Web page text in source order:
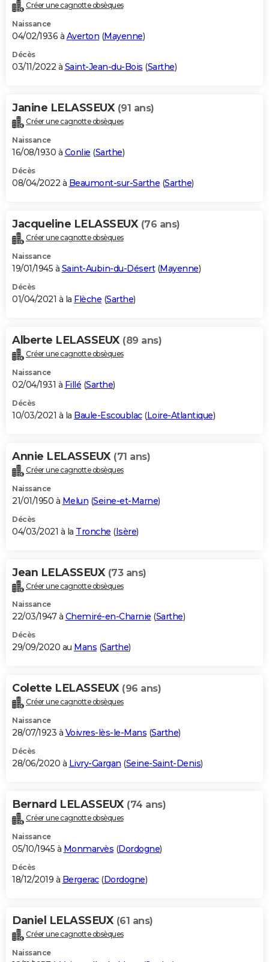
Créer une cagnotte obsèques
Naissance
04/02/1936 à Averton (Mayenne)
Décès
03/11/2022 à Saint-Jean-du-Bois (Sarthe)
Janine LELASSEUX (91 ans)
Créer une cagnotte obsèques
Naissance
16/08/1930 à Conlie (Sarthe)
Décès
08/04/2022 à Beaumont-sur-Sarthe (Sarthe)
Jacqueline LELASSEUX (76 ans)
Créer une cagnotte obsèques
Naissance
19/01/1945 à Saint-Aubin-du-Désert(Mayenne)
Décès
01/04/2021 à la Flèche (Sarthe)
Alberte LELASSEUX (89 ans)
Créer une cagnotte obsèques
Naissance
02/04/1931 à Fillé (Sarthe)
Décès
10/03/2021 à la Baule-Escoublac(Loire-Atlantique)
Annie LELASSEUX (71 ans)
Créer une cagnotte obsèques
Naissance
21/01/1950 à Melun (Seine-et-Marne)
Décès
04/03/2021 à la Tronche (Isère)
Jean LELASSEUX (73 ans)
Créer une cagnotte obsèques
Naissance
22/03/1947 à Chemiré-en-Charnie (Sarthe)
Décès
29/09/2020 au Mans (Sarthe)
Colette LELASSEUX (96 ans)
Créer une cagnotte obsèques
Naissance
28/07/1923 à Voivres-lès-le-Mans (Sarthe)
Décès
28/06/2020 à Livry-Gargan (Seine-Saint-Denis)
Bernard LELASSEUX (74 ans)
Créer une cagnotte obsèques
Naissance
05/10/1945 à Monmarvès (Dordogne)
Décès
18/12/2019 à Bergerac(Dordogne)
Daniel LELASSEUX (61 ans)
Créer une cagnotte obsèques
Naissance